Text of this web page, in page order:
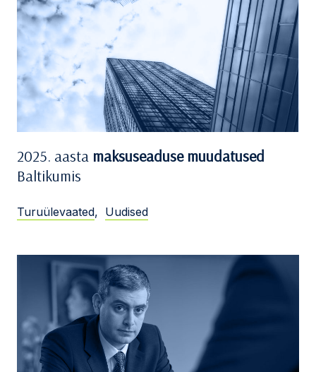
2025. aasta maksuseaduse muudatused
Baltikumis
Turuülevaated, Uudised